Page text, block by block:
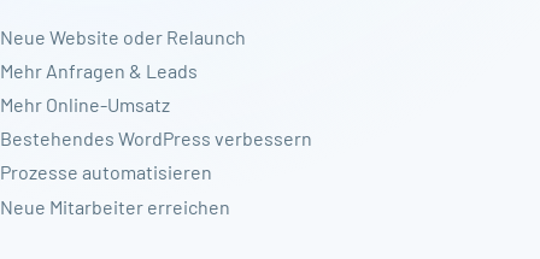
Neue Website oder Relaunch
Mehr Anfragen & Leads
Mehr Online-Umsatz
Bestehendes WordPress verbessern
Prozesse automatisieren
Neue Mitarbeiter erreichen